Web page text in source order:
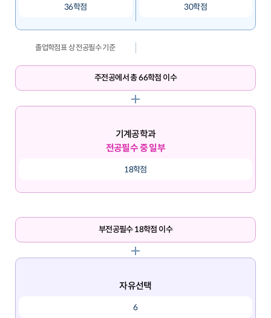
36학점 30학점
졸업학점표 상 전공필수 기준
주전공에서 총 66학점 이수
기계공학과
전공필수 중 일부
18학점
부전공필수 18학점 이수
자유선택
6